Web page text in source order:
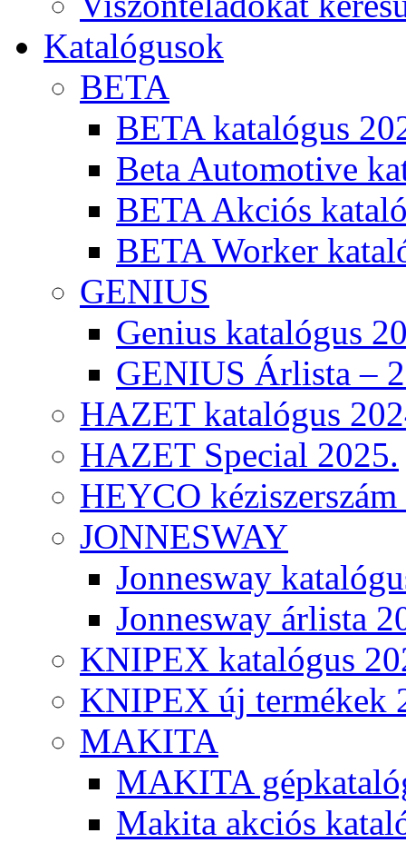
Katalógusok
BETA
BETA katalógus
Beta Automotive
BETA Akciós
BETA Worker
GENIUS
Genius katalógus
GENIUS Árlista –
HAZET katalógus
HAZET Special 2025.
HEYCO
JONNESWAY
Jonnesway
Jonnesway árlista
KNIPEX katalógus
KNIPEX új termékek
MAKITA
MAKITA
Makita akciós